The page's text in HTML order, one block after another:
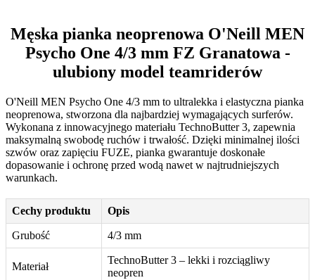
Męska pianka neoprenowa O'Neill MEN
Psycho One 4/3 mm FZ Granatowa -
ulubiony model teamriderów
O'Neill MEN Psycho One 4/3 mm to ultralekka i elastyczna pianka
neoprenowa, stworzona dla najbardziej wymagających surferów.
Wykonana z innowacyjnego materiału TechnoButter 3, zapewnia
maksymalną swobodę ruchów i trwałość. Dzięki minimalnej ilości
szwów oraz zapięciu FUZE, pianka gwarantuje doskonałe
dopasowanie i ochronę przed wodą nawet w najtrudniejszych
warunkach.
Cechy produktu Opis
Grubość 4/3 mm
Materiał
TechnoButter 3 – lekki i rozciągliwy
neopren